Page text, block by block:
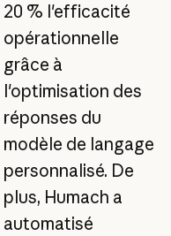
20 % l'efficacité
opérationnelle
grâce à
l'optimisation des
réponses du
modèle de langage
personnalisé. De
plus, Humach a
automatisé